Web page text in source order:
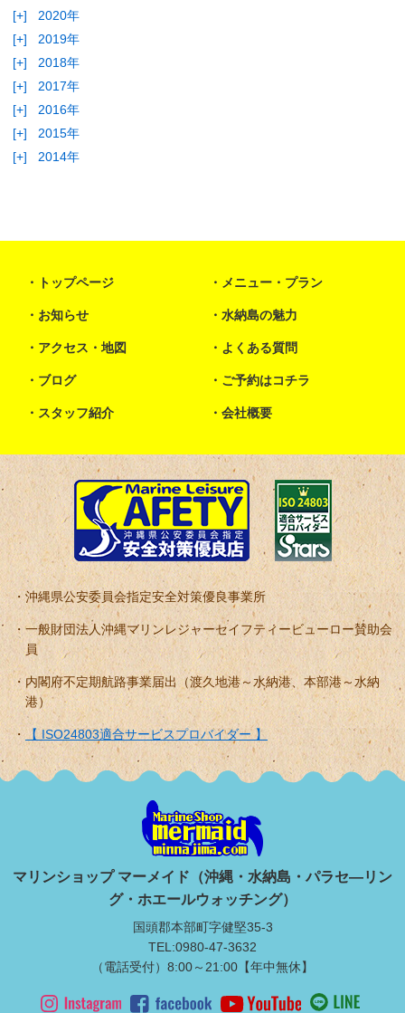
[+]
2020年
[+]
2019年
[+]
2018年
[+]
2017年
[+]
2016年
[+]
2015年
[+]
2014年
トップページ メニュー・プラン
お知らせ 水納島の魅力
アクセス・地図 よくある質問
ブログ ご予約はコチラ
スタッフ紹介 会社概要
沖縄県公安委員会指定安全対策優良事業所
一般財団法人沖縄マリンレジャーセイフティービューロー賛助会
員
内閣府不定期航路事業届出（渡久地港～水納港、本部港～水納
港）
【 ISO24803適合サービスプロバイダー 】
マリンショップ マーメイド（沖縄・水納島・パラセ―リン
グ・ホエールウォッチング）
国頭郡本部町字健堅35-3
TEL:0980-47-3632
（電話受付）8:00～21:00【年中無休】